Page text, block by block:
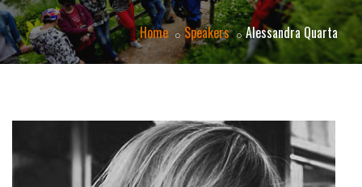
Home Speakers Alessandra Quarta